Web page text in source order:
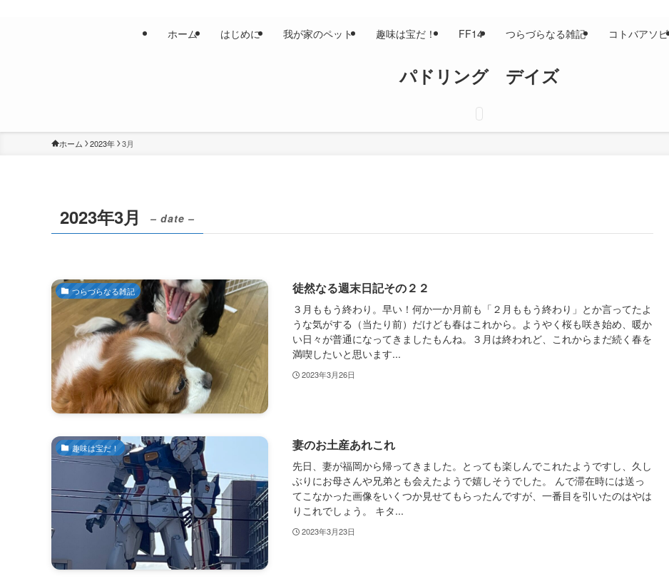
パドリング デイズ
ホーム はじめに 我が家のペット 趣味は宝だ！ FF14 つらづらなる雑記 コトバアソビ
ホーム 2023年 3月
2023年3月 – date –
つらづらなる雑記 徒然なる週末日記その２２
３月ももう終わり。早い！何か一か月前も「２月ももう終わり」とか言ってたよ
うな気がする（当たり前）だけども春はこれから。ようやく桜も咲き始め、暖か
い日々が普通になってきましたもんね。３月は終われど、これからまだ続く春を
満喫したいと思います...
2023年3月26日
趣味は宝だ！ 妻のお土産あれこれ
先日、妻が福岡から帰ってきました。とっても楽しんでこれたようですし、久し
ぶりにお母さんや兄弟とも会えたようで嬉しそうでした。 んで滞在時には送っ
てこなかった画像をいくつか見せてもらったんですが、一番目を引いたのはやは
りこれでしょう。 キタ...
2023年3月23日